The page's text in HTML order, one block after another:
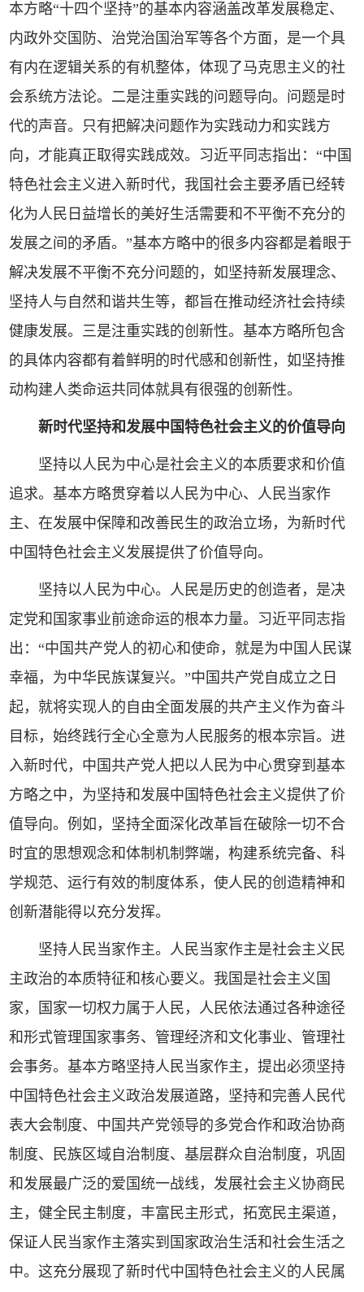
本方略“十四个坚持”的基本内容涵盖改革发展稳定、
内政外交国防、治党治国治军等各个方面，是一个具
有内在逻辑关系的有机整体，体现了马克思主义的社
会系统方法论。二是注重实践的问题导向。问题是时
代的声音。只有把解决问题作为实践动力和实践方
向，才能真正取得实践成效。习近平同志指出：“中国
特色社会主义进入新时代，我国社会主要矛盾已经转
化为人民日益增长的美好生活需要和不平衡不充分的
发展之间的矛盾。”基本方略中的很多内容都是着眼于
解决发展不平衡不充分问题的，如坚持新发展理念、
坚持人与自然和谐共生等，都旨在推动经济社会持续
健康发展。三是注重实践的创新性。基本方略所包含
的具体内容都有着鲜明的时代感和创新性，如坚持推
动构建人类命运共同体就具有很强的创新性。
新时代坚持和发展中国特色社会主义的价值导向
坚持以人民为中心是社会主义的本质要求和价值
追求。基本方略贯穿着以人民为中心、人民当家作
主、在发展中保障和改善民生的政治立场，为新时代
中国特色社会主义发展提供了价值导向。
坚持以人民为中心。人民是历史的创造者，是决
定党和国家事业前途命运的根本力量。习近平同志指
出：“中国共产党人的初心和使命，就是为中国人民谋
幸福，为中华民族谋复兴。”中国共产党自成立之日
起，就将实现人的自由全面发展的共产主义作为奋斗
目标，始终践行全心全意为人民服务的根本宗旨。进
入新时代，中国共产党人把以人民为中心贯穿到基本
方略之中，为坚持和发展中国特色社会主义提供了价
值导向。例如，坚持全面深化改革旨在破除一切不合
时宜的思想观念和体制机制弊端，构建系统完备、科
学规范、运行有效的制度体系，使人民的创造精神和
创新潜能得以充分发挥。
坚持人民当家作主。人民当家作主是社会主义民
主政治的本质特征和核心要义。我国是社会主义国
家，国家一切权力属于人民，人民依法通过各种途径
和形式管理国家事务、管理经济和文化事业、管理社
会事务。基本方略坚持人民当家作主，提出必须坚持
中国特色社会主义政治发展道路，坚持和完善人民代
表大会制度、中国共产党领导的多党合作和政治协商
制度、民族区域自治制度、基层群众自治制度，巩固
和发展最广泛的爱国统一战线，发展社会主义协商民
主，健全民主制度，丰富民主形式，拓宽民主渠道，
保证人民当家作主落实到国家政治生活和社会生活之
中。这充分展现了新时代中国特色社会主义的人民属